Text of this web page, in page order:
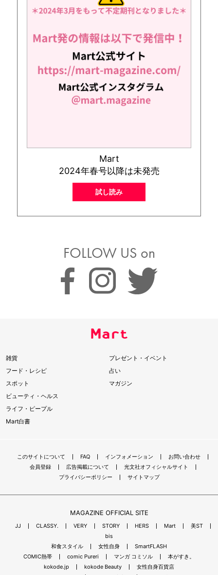
Mart
2024年春号以降は未発売
試し読み
FOLLOW US on
雑貨
フード・レシピ
スポット
ビューティ・ヘルス
ライフ・ピープル
Mart白書
プレゼント・イベント
占い
マガジン
このサイトについて FAQ インフォメーション
お問い合わせ
会員登録
広告掲載について
光文社オフィシャルサイト
プライバシーポリシー
サイトマップ
MAGAZINE OFFICIAL SITE
JJ CLASSY. VERY STORY HERS Mart
美ST
bis
和食スタイル
女性自身
SmartFLASH
COMIC熱帯
comic Pureri マンガ コミソル
本がすき。
kokode.jp
kokode Beauty
女性自身百貨店